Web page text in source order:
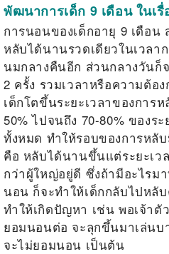
พัฒนาการเด็ก 9 เดือน ในเ
การนอนของเด็กอายุ 9 เดือ
หลับได้นานรวดเดียวในเวล
นมกลางคืนอีก ส่วนกลางวันก็
2 ครั้ง รวมเวลาหรือความต้อ
เด็กโตขึ้นระยะเวลาของการ
50% ไปจนถึง 70-80% ของร
ทั้งหมด ทำให้รอบของการหลั
คือ หลับได้นานขึ้นแต่ระยะเว
กว่าผู้ใหญ่อยู่ดี ซึ่งถ้ามีอะไรม
นอน ก็จะทำให้เด็กกลับไปหลั
ทำให้เกิดปัญหา เช่น พอเจ้าตั
ยอมนอนต่อ จะลุกขึ้นมาเล่นบ
จะไม่ยอมนอน เป็นต้น